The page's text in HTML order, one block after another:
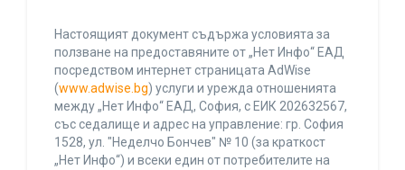
Настоящият документ съдържа условията за
ползване на предоставяните от „Нет Инфо“ ЕАД
посредством интернет страницата AdWise
(www.adwise.bg) услуги и урежда отношенията
между „Нет Инфо“ ЕАД, София, с ЕИК 202632567,
със седалище и адрес на управление: гр. София
1528, ул. "Неделчо Бончев" № 10 (за краткост
„Нет Инфо“) и всеки един от потребителите на